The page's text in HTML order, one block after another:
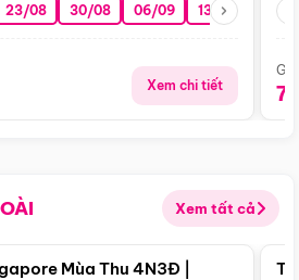
23/08 30/08 06/09 13/09 20/09
Xem chi tiết
Xem tất cả
Điểm nổi bật
Mùa Thu 4N3Đ |